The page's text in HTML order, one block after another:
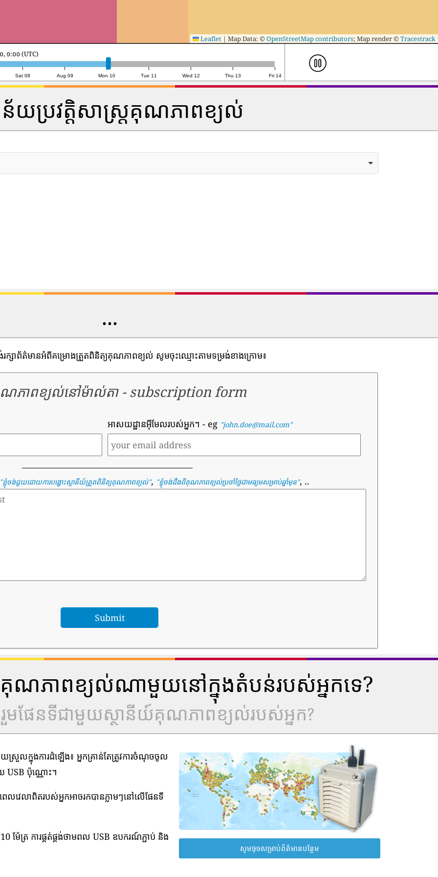
Leaflet | Map Data: ©OpenStreetMap contributors; Map render ©Tracestrack
Sat 08 Aug 09 Mon 10 Tue 11 Wed 12 Thu 13 Fri 14
, ២០:០០ (UTC)
ន័យប្រវត្តិសាស្រ្តគុណភាពខ្យល់
...
រក្សាព័ត៌មានអំពីគម្រោងត្រួតពិនិត្យគុណភាពខ្យល់ សូមចុះឈ្មោះតាមទម្រង់ខាងក្រោម៖
ភាពខ្យល់នៅម៉ាល់តា- subscription form
អាសយដ្ឋានអ៊ីមែលរបស់អ្នក។ - eg "john.doe@mail.com"
"ខ្ញុំចង់ជួយដោយការបង្ហោះស្ថានីយ៍ត្រួតពិនិត្យគុណភាពខ្យល់", "ខ្ញុំចង់ដឹងពីគុណភាពខ្យល់ប្រចាំថ្ងៃជាមធ្យមសម្រាប់ឆ្នាំមុន", ..
គុណភាពខ្យល់ណាមួយនៅក្នុងតំបន់របស់អ្នកទេ?
មផែនទីជាមួយស្ថានីយ៍គុណភាពខ្យល់របស់អ្នក?
លក្នុងការដំឡើង៖ អ្នកគ្រាន់តែត្រូវការចំណុចចូល
USB ប៉ុណ្ណោះ។
វេលាពិតរបស់អ្នកអាចរកបានភ្លាមៗនៅលើផែនទី
ម៉ែត្រ ការផ្គត់ផ្គង់ថាមពល USB ឧបករណ៍ភ្ជាប់ និង
សូមចុចសម្រាប់ព័ត៌មានបន្ថែម